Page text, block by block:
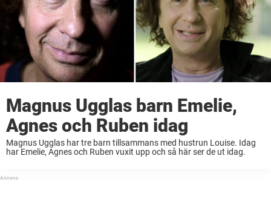
Magnus Ugglas barn Emelie,
Agnes och Ruben idag
Magnus Ugglas har tre barn tillsammans med hustrun Louise. Idag
har Emelie, Agnes och Ruben vuxit upp och så här ser de ut idag.